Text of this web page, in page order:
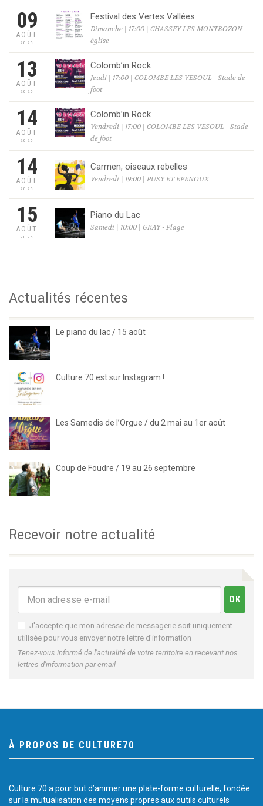
09
AOÛT
2026
Festival des Vertes Vallées
Dimanche | 17:00 | CHASSEY LES MONTBOZON -
église
13
AOÛT
2026
Colomb’in Rock
Jeudi | 17:00 | COLOMBE LES VESOUL - Stade de
foot
14
AOÛT
2026
Colomb’in Rock
Vendredi | 17:00 | COLOMBE LES VESOUL - Stade
de foot
14
AOÛT
2026
Carmen, oiseaux rebelles
Vendredi | 19:00 | PUSY ET EPENOUX
15
AOÛT
2026
Piano du Lac
Samedi | 10:00 | GRAY - Plage
Actualités récentes
Le piano du lac / 15 août
Culture 70 est sur Instagram !
Les Samedis de l’Orgue / du 2 mai au 1er août
Coup de Foudre / 19 au 26 septembre
Recevoir notre actualité
J'accepte que mon adresse de messagerie soit uniquement
utilisée pour vous envoyer notre lettre d'information
Tenez-vous informé de l'actualité de votre territoire en recevant nos
lettres d'information par email
À PROPOS DE CULTURE70
Culture 70 a pour but d’animer une plate-forme culturelle, fondée
sur la mutualisation des moyens propres aux outils culturels